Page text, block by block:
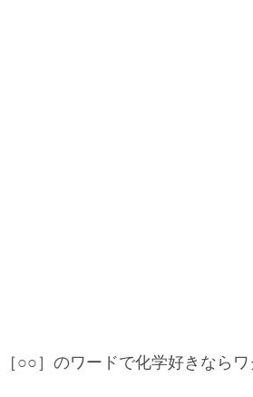
［○○］のワードで化学好きなら